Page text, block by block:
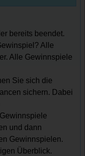
bereits beendet.
Alle
Alle Gewinnspiele
Sie sich die
sichern. Dabei
und dann
Gewinnspielen.
Überblick.